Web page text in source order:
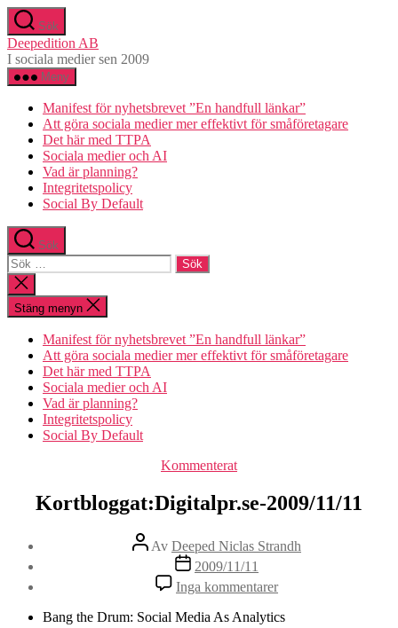
Hoppa
till
innehåll
Sök
Deepedition AB
I sociala medier sen 2009
Meny
Manifest för nyhetsbrevet ”En handfull länkar”
Att göra sociala medier mer effektivt för småföretagare
Det här med TTPA
Sociala medier och AI
Vad är planning?
Integritetspolicy
Social By Default
Sök
Sök
efter:
Stäng
sökningen
Stäng menyn
Manifest för nyhetsbrevet ”En handfull länkar”
Att göra sociala medier mer effektivt för småföretagare
Det här med TTPA
Sociala medier och AI
Vad är planning?
Integritetspolicy
Social By Default
Kategorier
Kommenterat
Kortbloggat:Digitalpr.se-2009/11/11
Inläggsförfattare
Av Deeped Niclas Strandh
Inläggsdatum
2009/11/11
Inga kommentarertill
2009/11/11
Bang the Drum: Social Media As Analytics